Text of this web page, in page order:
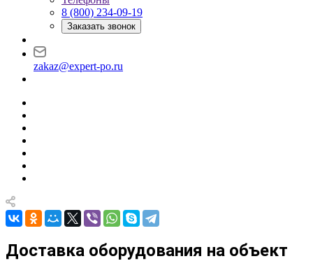
8 (800) 234-09-19
Заказать звонок
zakaz@expert-po.ru
Доставка оборудования на объект